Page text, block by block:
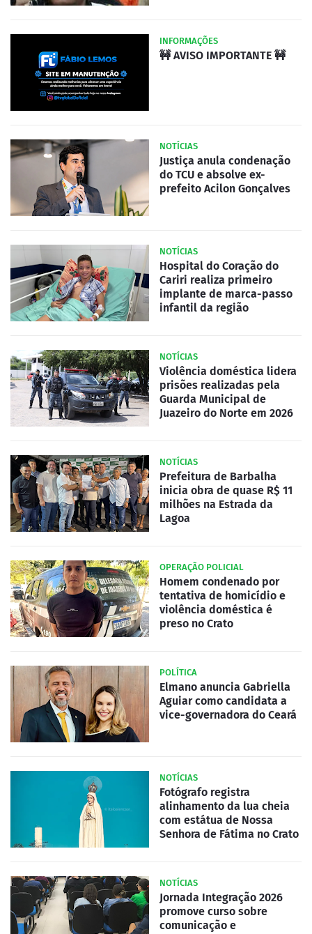
INFORMAÇÕES
🚧 AVISO IMPORTANTE 🚧
NOTÍCIAS
Justiça anula condenação
do TCU e absolve ex-
prefeito Acilon Gonçalves
NOTÍCIAS
Hospital do Coração do
Cariri realiza primeiro
implante de marca-passo
infantil da região
NOTÍCIAS
Violência doméstica lidera
prisões realizadas pela
Guarda Municipal de
Juazeiro do Norte em 2026
NOTÍCIAS
Prefeitura de Barbalha
inicia obra de quase R$ 11
milhões na Estrada da
Lagoa
OPERAÇÃO POLICIAL
Homem condenado por
tentativa de homicídio e
violência doméstica é
preso no Crato
POLÍTICA
Elmano anuncia Gabriella
Aguiar como candidata a
vice-governadora do Ceará
NOTÍCIAS
Fotógrafo registra
alinhamento da lua cheia
com estátua de Nossa
Senhora de Fátima no Crato
NOTÍCIAS
Jornada Integração 2026
promove curso sobre
comunicação e